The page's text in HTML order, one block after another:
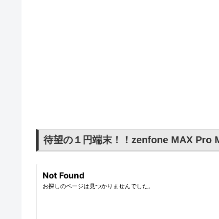
待望の１円端末！！zenfone MAX Pro